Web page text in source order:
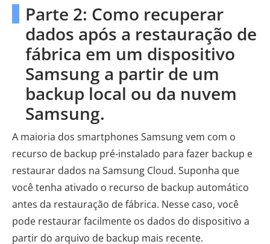
Parte 2: Como recuperar
dados após a restauração de
fábrica em um dispositivo
Samsung a partir de um
backup local ou da nuvem
Samsung.
A maioria dos smartphones Samsung vem com o
recurso de backup pré-instalado para fazer backup e
restaurar dados na Samsung Cloud. Suponha que
você tenha ativado o recurso de backup automático
antes da restauração de fábrica. Nesse caso, você
pode restaurar facilmente os dados do dispositivo a
partir do arquivo de backup mais recente.